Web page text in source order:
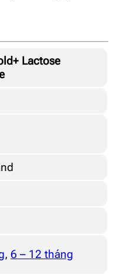
Lactose
, 6 – 12 tháng